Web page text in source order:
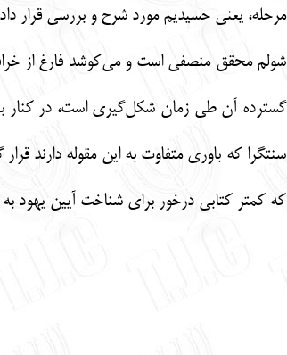
مرحله، یعنی حسیدیم مورد شرح و بررسی قرار
شولم محقق منصفی است و می‌کوشد فارغ از
گسترده آن طی زمان شکل‌گیری است، در کنار
سنتگرا که باوری متفاوت به این مقوله دارند
که کمتر کتابی درخور برای شناخت آیین یهود